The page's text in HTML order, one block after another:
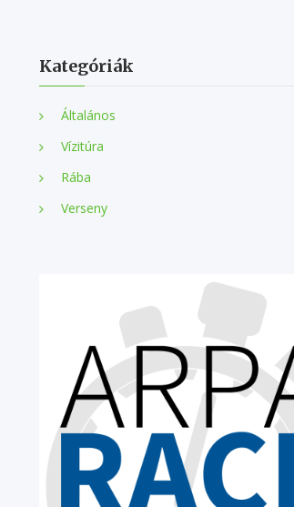
Kategóriák
Általános
Vízitúra
Rába
Verseny